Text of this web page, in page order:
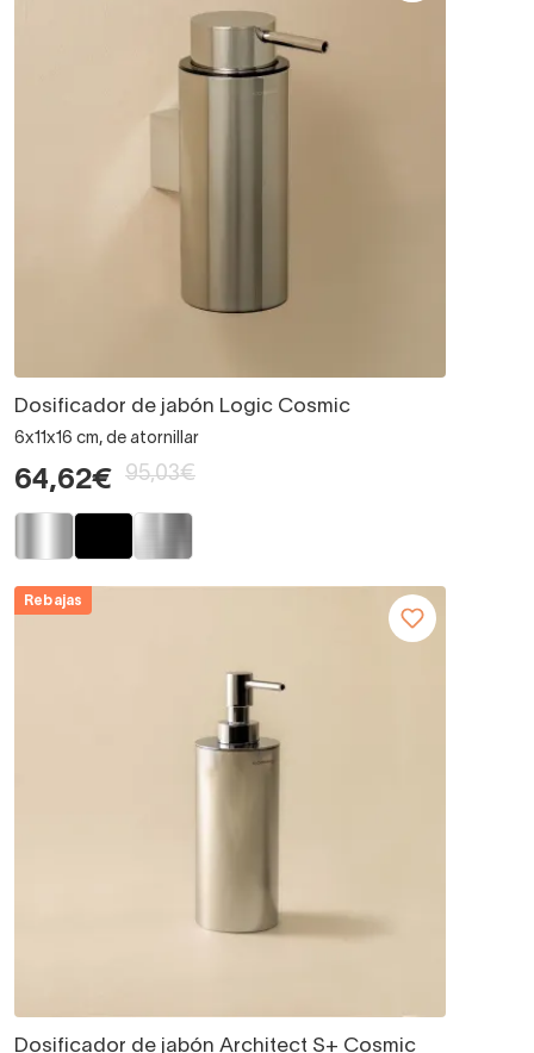
Dosificador de jabón Logic Cosmic
6x11x16 cm, de atornillar
64,62€ 95,03€
Rebajas
Dosificador de jabón Architect S+ Cosmic